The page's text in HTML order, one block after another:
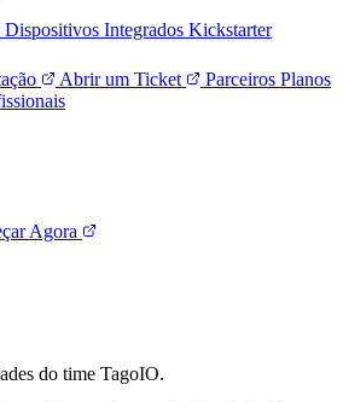
Dispositivos Integrados Kickstarter
Abrir um Ticket Parceiros Planos
Agora
do time TagoIO.